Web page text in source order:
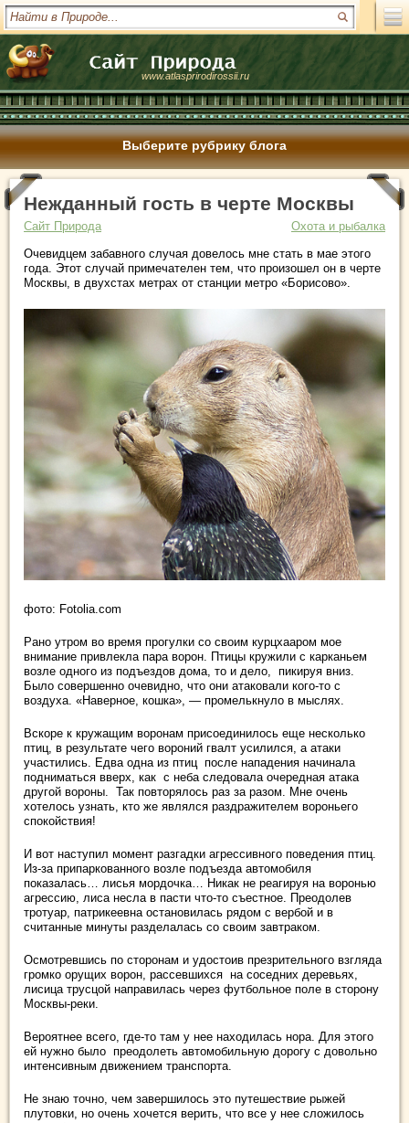
www.atlasprirodirossii.ru
Выберите рубрику блога
Нежданный гость в черте Москвы
Сайт Природа
Охота и рыбалка
Очевидцем забавного случая довелось мне стать в мае этого
года. Этот случай примечателен тем, что произошел он в черте
Москвы, в двухстах метрах от станции метро «Борисово».
фото: Fotolia.com
Рано утром во время прогулки со своим курцхааром мое
внимание привлекла пара ворон. Птицы кружили с карканьем
возле одного из подъездов дома, то и дело, пикируя вниз.
Было совершенно очевидно, что они атаковали кого-то с
воздуха. «Наверное, кошка», — промелькнуло в мыслях.
Вскоре к кружащим воронам присоединилось еще несколько
птиц, в результате чего вороний гвалт усилился, а атаки
участились. Едва одна из птиц после нападения начинала
подниматься вверх, как с неба следовала очередная атака
другой вороны. Так повторялось раз за разом. Мне очень
хотелось узнать, кто же являлся раздражителем вороньего
спокойствия!
И вот наступил момент разгадки агрессивного поведения птиц.
Из-за припаркованного возле подъезда автомобиля
показалась… лисья мордочка… Никак не реагируя на воронью
агрессию, лиса несла в пасти что-то съестное. Преодолев
тротуар, патрикеевна остановилась рядом с вербой и в
считанные минуты разделалась со своим завтраком.
Осмотревшись по сторонам и удостоив презрительного взгляда
громко орущих ворон, рассевшихся на соседних деревьях,
лисица трусцой направилась через футбольное поле в сторону
Москвы-реки.
Вероятнее всего, где-то там у нее находилась нора. Для этого
ей нужно было преодолеть автомобильную дорогу с довольно
интенсивным движением транспорта.
Не знаю точно, чем завершилось это путешествие рыжей
плутовки, но очень хочется верить, что все у нее сложилось